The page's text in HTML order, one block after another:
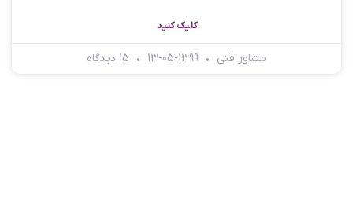
کلیک کنید
مشاور فنی